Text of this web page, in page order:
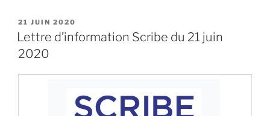
PUBLIÉ
LE
21 JUIN 2020
Lettre d’information Scribe du 21 juin
2020